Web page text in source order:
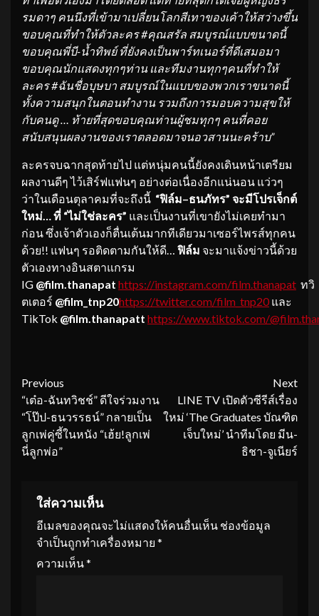
รมดาๆ คนนึงที่เข้ามาเปลี่ยนโลกสีเทาของเค้าให้สว่างขึ้น
ขอบคุณที่ทำให้ตัวละคร #คุณสรัล สมบูรณ์แบบขนาดนี้
ขอบคุณพี่บี-น้ำทิพย์ ที่ยังคงเป็นพาร์ทเนอร์ที่ดีเสมอมา
ขอบคุณนักแสดงทุกๆท่าน และทีมงานทุกๆคนที่ทำให้
ละคร #ฉันชื่อบุษบา สมบูรณ์ในแบบของพวกเราขนาดนี้
ทั้งความสนุกในตอนทำงาน รวมถึงการมอบความสุขให้
กับคนดู … ท้ายที่สุดขอบคุณท่านผู้ชมทุกๆ คนที่คอย
สนับสนุนผลงานของเราตลอดมาจนอวสานนะคร้าบ”
ละครจบฉากสุดท้ายไป แต่หนุ่มคนนี้ยังคงเดินหน้าเตรียม
ผลงานดีๆ ไว้เสิร์ฟแฟนๆ อย่างต่อเนื่องอีกแน่นอน แว่วๆ
ว่าในเดือนตุลาคมที่จะถึงนี้ “ฟิล์ม–ธนภัทร” จะมีโปรเจ็กต์
ใหม่… ที่ “ไม่ใช่ละคร” และเป็นงานที่เขายังไม่เคยทำมา
ก่อน ซึ่งเจ้าตัวเองก็ตื่นเต้นมากทีเดียวมาเซอร์ไพรส์ทุกคน
ด้วย!! แฟนๆ รอติดตามกันให้ดี… ฟิล์ม จะมาแจ้งข่าวนี้ด้วย
ตัวเองทางอินสตาแกรม
IG @film.thanapat https://instagram.com/film.thanapat ทวิ
ตเตอร์ @film_tnp20https://twitter.com/film_tnp20 และ
TikTok @film.thanapatt https://www.tiktok.com/
Continue
Reading
Previous
“เต๋อ-ฉันทวิชช์” ดีใจร่วมงาน
“โป๊ป-ธนวรรธน์” กลายเป็น
ลูกเพ่คู่ซี้ในหนัง “เฮ้ย!ลูกเพ่
นี่ลูกพ่อ”
Next
LINE TV เปิดตัวซีรีส์เรื่อง
ใหม่ ‘The Graduates บัณฑิต
เจ็บใหม่’ นำทีมโดย มีน-
ธิชา-จูเนียร์
ใส่ความเห็น
อีเมลของคุณจะไม่แสดงให้คนอื่นเห็น ช่องข้อมูล
จำเป็นถูกทำเครื่องหมาย *
ความเห็น*